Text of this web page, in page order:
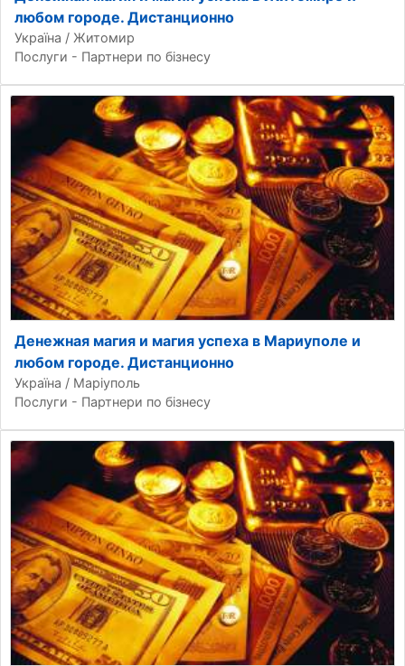
любом городе. Дистанционно
Україна / Житомир
Послуги - Партнери по бізнесу
Денежная магия и магия успеха в Мариуполе и
любом городе. Дистанционно
Україна / Маріуполь
Послуги - Партнери по бізнесу